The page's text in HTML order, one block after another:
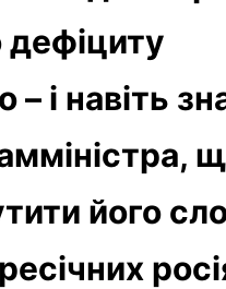
дефіциту
– і навіть
його